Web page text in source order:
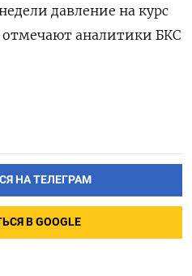
давление на курс
аналитики БКС
НА ТЕЛЕГРАМ
В GOOGLE